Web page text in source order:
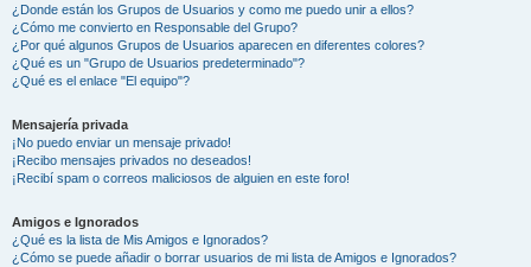
¿Donde están los Grupos de Usuarios y como me puedo unir a ellos?
¿Cómo me convierto en Responsable del Grupo?
¿Por qué algunos Grupos de Usuarios aparecen en diferentes colores?
¿Qué es un "Grupo de Usuarios predeterminado"?
¿Qué es el enlace "El equipo"?
Mensajería privada
¡No puedo enviar un mensaje privado!
¡Recibo mensajes privados no deseados!
¡Recibí spam o correos maliciosos de alguien en este foro!
Amigos e Ignorados
¿Qué es la lista de Mis Amigos e Ignorados?
¿Cómo se puede añadir o borrar usuarios de mi lista de Amigos e Ignorados?